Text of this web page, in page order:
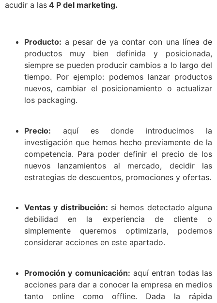
acudir a las 4 P del marketing.
Producto: a pesar de ya contar con una línea de
productos muy bien definida y posicionada,
siempre se pueden producir cambios a lo largo del
tiempo. Por ejemplo: podemos lanzar productos
nuevos, cambiar el posicionamiento o actualizar
los packaging.
Precio: aquí es donde introducimos la
investigación que hemos hecho previamente de la
competencia. Para poder definir el precio de los
nuevos lanzamientos al mercado, decidir las
estrategias de descuentos, promociones y ofertas.
Ventas y distribución: si hemos detectado alguna
debilidad en la experiencia de cliente o
simplemente queremos optimizarla, podemos
considerar acciones en este apartado.
Promoción y comunicación: aquí entran todas las
acciones para dar a conocer la empresa en medios
tanto online como offline. Dada la rápida